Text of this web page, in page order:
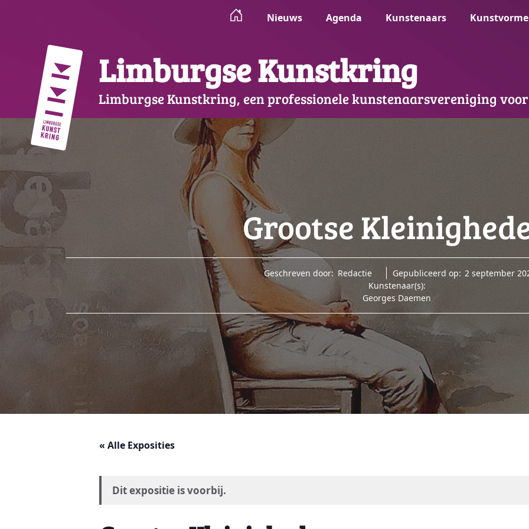
Nieuws Agenda Kunstenaars
Limburgse Kunstkring
Limburgse Kunstkring, een professionele kunstenaarsvereniging
Grootse
Geschreven door: Redactie Gepubliceerd op: 2 september
Kunstenaar(s):
Georges Daemen
« Alle Exposities
Dit expositie is voorbij.